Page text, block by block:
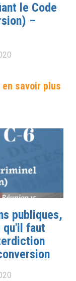
le Code
–
en savoir plus
publiques,
qu'il faut